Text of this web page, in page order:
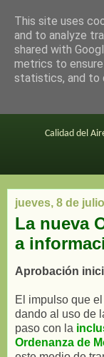
en bici
Este blog
Calidad del
jueves, 8 de
La nueva
a
Aprobación
El impulso que
dando al uso de
paso con la
Ordenanza de
This site uses
and to analyze
shared with
metrics to
statistics, and to